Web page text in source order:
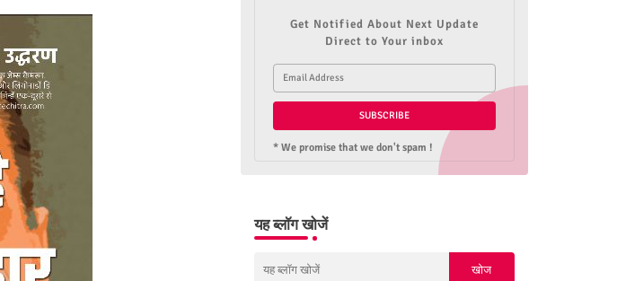
Get Notified About Next Update
Direct to Your inbox
* We promise that we don't spam !
यह ब्लॉग खोजें